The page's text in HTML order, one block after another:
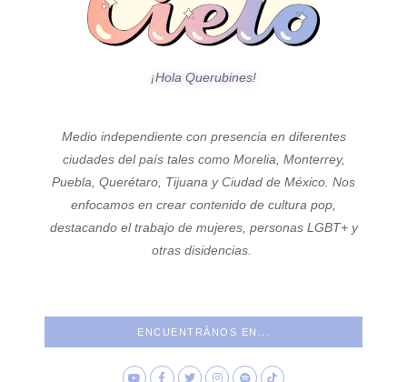
¡Hola Querubines!
Medio independiente con presencia en diferentes
ciudades del país tales como Morelia, Monterrey,
Puebla, Querétaro, Tijuana y Ciudad de México. Nos
enfocamos en crear contenido de cultura pop,
destacando el trabajo de mujeres, personas LGBT+ y
otras disidencias.
ENCUENTRÁNOS EN...